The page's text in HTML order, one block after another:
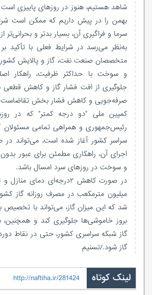
شاهد هستیم، هنوز در روزهای پاییزی
بهمن را در پیش داریم که ممکن است
سرما و فراگیری آن، بسیار بدتر و بحرانی‌تر
به‌نظر می‌رسد در شرایط فعلی با تأکید
متخصصان صنعت نفت، گاز و پالایش کشور
و سوخت با حداکثر ظرفیت، راهکار
جلوگیری از افت فشار گاز و کاهش قطعی
صرفه‌جویی و کاهش فشار بخش
کمپین ملی "دو درجه کمتر" که در
رئیس‌جمهوری و همراهی تمامی مسئولان
سراسر کشور آغاز شده است، می‌تواند
اجرای آن، راهکاری مطمئن برای عبور بدون
و سوخت در روزهای سرد امسال باشد.
میلیون مترمکعب در مصرف روزانه گاز
شد که این میزان گاز، می‌تواند با تخصیص
بروز خاموشی‌ها جلوگیری کند و
گاز شبکه سراسری کشور، حتی در نقاط
گاز شود./تسنیم
لینک کوتاه http://naftiha.ir/281424